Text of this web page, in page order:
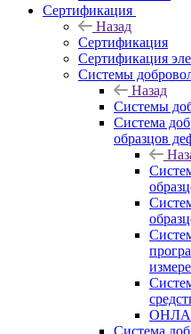
Сертификация
Назад
Сертификация
Сертификация
Системы
Назад
Системы
Система
образцов
Система